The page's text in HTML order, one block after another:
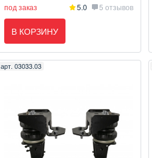
под заказ 5.0 5 отзывов
В КОРЗИНУ
арт. 03033.03